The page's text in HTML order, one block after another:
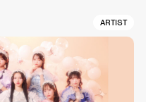
ARTIST